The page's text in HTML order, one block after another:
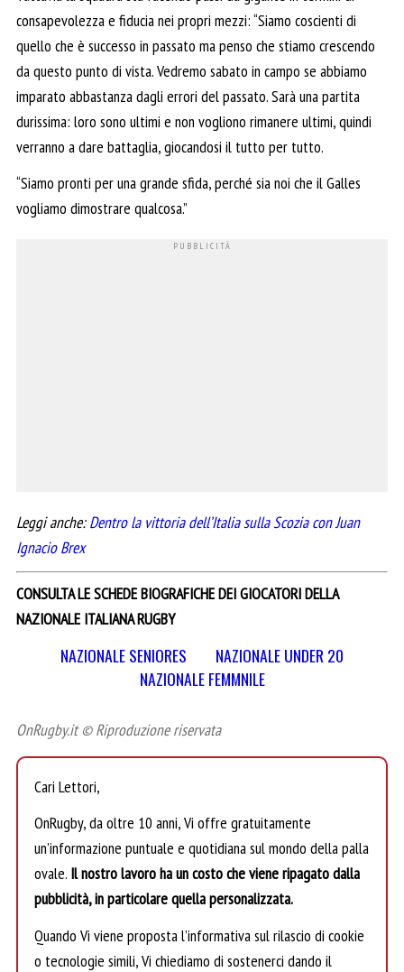
consapevolezza e fiducia nei propri mezzi: “Siamo coscienti di
quello che è successo in passato ma penso che stiamo crescendo
da questo punto di vista. Vedremo sabato in campo se abbiamo
imparato abbastanza dagli errori del passato. Sarà una partita
durissima: loro sono ultimi e non vogliono rimanere ultimi, quindi
verranno a dare battaglia, giocandosi il tutto per tutto.
“Siamo pronti per una grande sfida, perché sia noi che il Galles
vogliamo dimostrare qualcosa.”
Leggi anche:Dentro la vittoria dell’Italia sulla Scozia con Juan
Ignacio Brex
CONSULTA LE SCHEDE BIOGRAFICHE DEI GIOCATORI DELLA
NAZIONALE ITALIANA RUGBY
NAZIONALE SENIORES
NAZIONALE UNDER 20
NAZIONALE FEMMNILE
OnRugby.it © Riproduzione riservata
Cari Lettori,
OnRugby, da oltre 10 anni, Vi offre gratuitamente
un’informazione puntuale e quotidiana sul mondo della palla
ovale. Il nostro lavoro ha un costo che viene ripagato dalla
pubblicità, in particolare quella personalizzata.
Quando Vi viene proposta l’informativa sul rilascio di cookie
o tecnologie simili, Vi chiediamo di sostenerci dando il